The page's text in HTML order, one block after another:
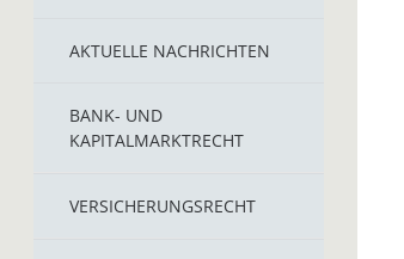
AKTUELLE NACHRICHTEN
BANK- UND
KAPITALMARKTRECHT
VERSICHERUNGSRECHT